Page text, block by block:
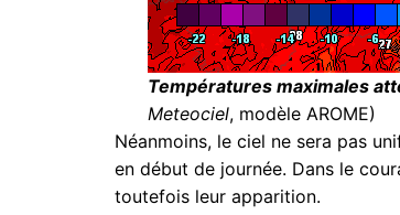
Températures maximales
Meteociel, modèle AROME)
Néanmoins, le ciel ne sera pas
en début de journée. Dans le
toutefois leur apparition.